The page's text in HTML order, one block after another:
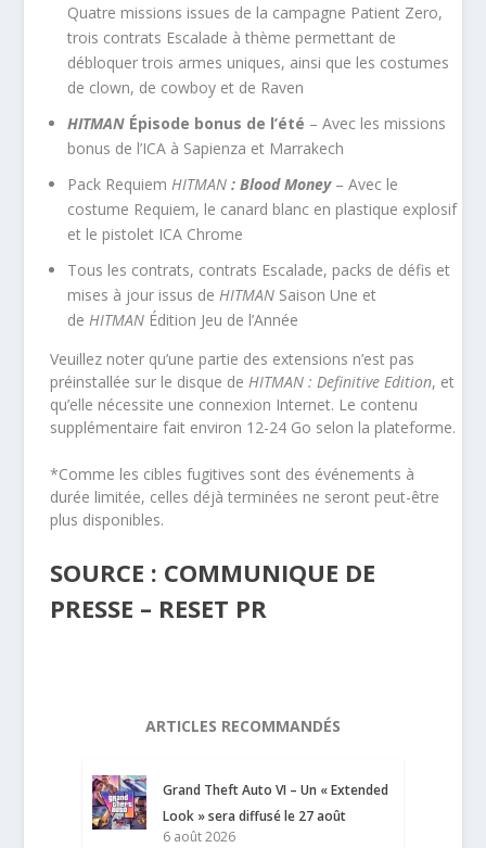
Quatre missions issues de la campagne Patient Zero,
trois contrats Escalade à thème permettant de
débloquer trois armes uniques, ainsi que les costumes
de clown, de cowboy et de Raven
HITMAN Épisode bonus de l’été – Avec les missions
bonus de l’ICA à Sapienza et Marrakech
Pack Requiem HITMAN : Blood Money– Avec le
costume Requiem, le canard blanc en plastique explosif
et le pistolet ICA Chrome
Tous les contrats, contrats Escalade, packs de défis et
mises à jour issus de HITMAN Saison Une et
de HITMAN Édition Jeu de l’Année
Veuillez noter qu’une partie des extensions n’est pas
préinstallée sur le disque de HITMAN : Definitive Edition, et
qu’elle nécessite une connexion Internet. Le contenu
supplémentaire fait environ 12-24 Go selon la plateforme.
*Comme les cibles fugitives sont des événements à
durée limitée, celles déjà terminées ne seront peut-être
plus disponibles.
SOURCE : COMMUNIQUE DE
PRESSE – RESET PR
ARTICLES RECOMMANDÉS
Grand Theft Auto VI – Un « Extended
Look » sera diffusé le 27 août
6 août 2026